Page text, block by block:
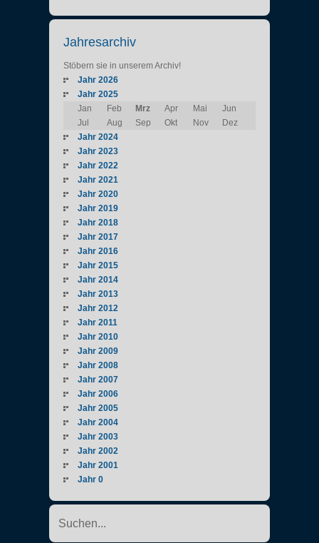
Jahresarchiv
Stöbern sie in unserem Archiv!
Jahr 2026
Jahr 2025
Jan
Feb Mrz Apr Mai
Jun
Jul
Aug Sep Okt Nov
Dez
Jahr 2024
Jahr 2023
Jahr 2022
Jahr 2021
Jahr 2020
Jahr 2019
Jahr 2018
Jahr 2017
Jahr 2016
Jahr 2015
Jahr 2014
Jahr 2013
Jahr 2012
Jahr 2011
Jahr 2010
Jahr 2009
Jahr 2008
Jahr 2007
Jahr 2006
Jahr 2005
Jahr 2004
Jahr 2003
Jahr 2002
Jahr 2001
Jahr 0